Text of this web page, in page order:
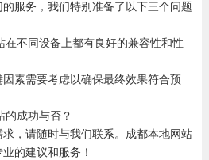
服务，我们特别准备了以下三个问题
在不同设备上都有良好的兼容性和性
素需要考虑以确保最终效果符合预
的成功与否？
，请随时与我们联系。成都本地网站
的建议和服务！